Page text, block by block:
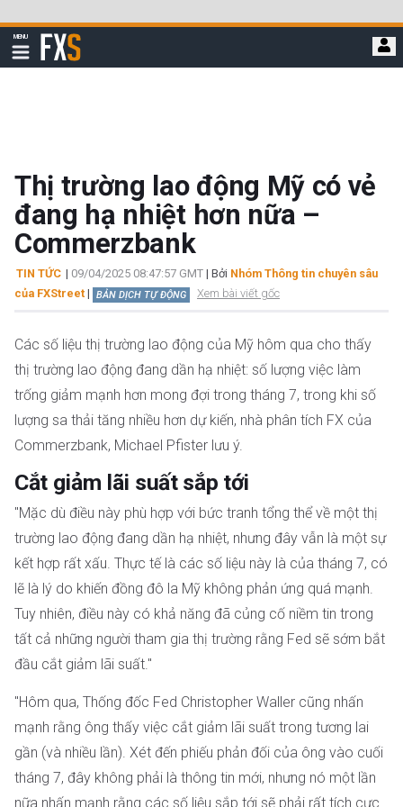
qua
đi
MENU
Hiển
thị
FXStreet
Thị trường lao động Mỹ có vẻ
đang hạ nhiệt hơn nữa –
Commerzbank
TIN TỨC | 09/04/2025 08:47:57 GMT | Bởi Nhóm Thông tin chuyên sâu
của FXStreet | BẢN DỊCH TỰ ĐỘNG Xem bài viết gốc
Các số liệu thị trường lao động của Mỹ hôm qua cho thấy
thị trường lao động đang dần hạ nhiệt: số lượng việc làm
trống giảm mạnh hơn mong đợi trong tháng 7, trong khi số
lượng sa thải tăng nhiều hơn dự kiến, nhà phân tích FX của
Commerzbank, Michael Pfister lưu ý.
Cắt giảm lãi suất sắp tới
"Mặc dù điều này phù hợp với bức tranh tổng thể về một thị
trường lao động đang dần hạ nhiệt, nhưng đây vẫn là một sự
kết hợp rất xấu. Thực tế là các số liệu này là của tháng 7, có
lẽ là lý do khiến đồng đô la Mỹ không phản ứng quá mạnh.
Tuy nhiên, điều này có khả năng đã củng cố niềm tin trong
tất cả những người tham gia thị trường rằng Fed sẽ sớm bắt
đầu cắt giảm lãi suất."
"Hôm qua, Thống đốc Fed Christopher Waller cũng nhấn
mạnh rằng ông thấy việc cắt giảm lãi suất trong tương lai
gần (và nhiều lần). Xét đến phiếu phản đối của ông vào cuối
tháng 7, đây không phải là thông tin mới, nhưng nó một lần
nữa nhấn mạnh rằng các số liệu sắp tới sẽ phải rất tích cực